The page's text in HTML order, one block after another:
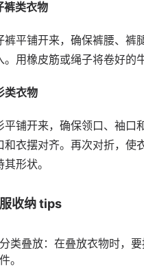
裤类衣物
裤平铺开来，确保裤腰、裤
。用橡皮筋或绳子将卷好的
类衣物
平铺开来，确保领口、袖口
和衣摆对齐。再次对折，使
形状。
收纳 tips
分类叠放：在叠放衣物时，
件。